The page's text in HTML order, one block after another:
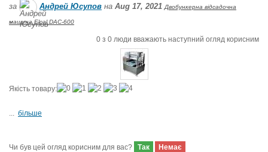
за Андрей Юсупов на Aug 17, 2021 Двобункерна відсадочна
машина Elcal DAC-600
0 з 0 люди вважають наступний огляд корисним
Якість товару:
більше
Чи був цей огляд корисним для вас? Так Немає